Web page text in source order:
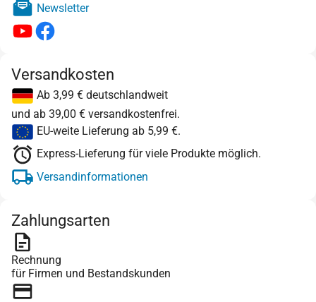
Newsletter
Versandkosten
Ab 3,99 € deutschlandweit
und ab 39,00 € versandkostenfrei.
EU-weite Lieferung ab 5,99 €.
Express-Lieferung für viele Produkte möglich.
Versandinformationen
Zahlungsarten
Rechnung
für Firmen und Bestandskunden